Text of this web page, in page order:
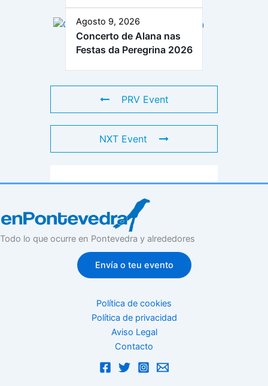
Agosto 9, 2026
Concerto de Alana nas
Festas da Peregrina 2026
PRV Event
NXT Event
Todo lo que ocurre en Pontevedra y alrededores
Envía o teu evento
Política de cookies
Política de privacidad
Aviso Legal
Contacto